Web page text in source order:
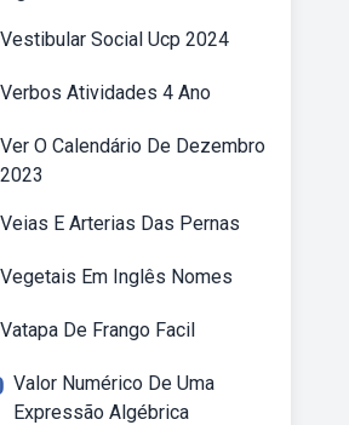
Vestibular Social Ucp 2024
Verbos Atividades 4 Ano
Ver O Calendário De Dezembro
2023
Veias E Arterias Das Pernas
Vegetais Em Inglês Nomes
Vatapa De Frango Facil
Valor Numérico De Uma
Expressão Algébrica